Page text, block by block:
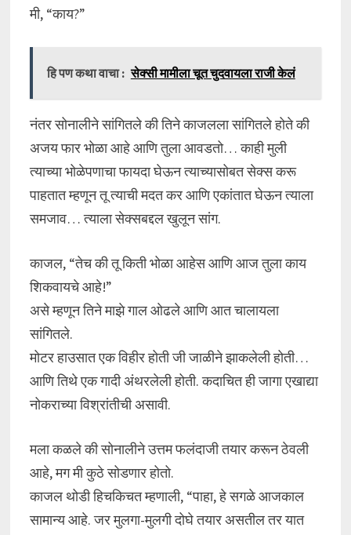
मी, “काय?”
हि पण कथा वाचा : सेक्सी मामीला चूत चुदवायला राजी केलं
नंतर सोनालीने सांगितले की तिने काजलला सांगितले होते की
अजय फार भोळा आहे आणि तुला आवडतो… काही मुली
त्याच्या भोळेपणाचा फायदा घेऊन त्याच्यासोबत सेक्स करू
पाहतात म्हणून तू त्याची मदत कर आणि एकांतात घेऊन त्याला
समजाव… त्याला सेक्सबद्दल खुलून सांग.
काजल, “तेच की तू किती भोळा आहेस आणि आज तुला काय
शिकवायचे आहे!”
असे म्हणून तिने माझे गाल ओढले आणि आत चालायला
सांगितले.
मोटर हाउसात एक विहीर होती जी जाळीने झाकलेली होती…
आणि तिथे एक गादी अंथरलेली होती. कदाचित ही जागा एखाद्या
नोकराच्या विश्रांतीची असावी.
मला कळले की सोनालीने उत्तम फलंदाजी तयार करून ठेवली
आहे, मग मी कुठे सोडणार होतो.
काजल थोडी हिचकिचत म्हणाली, “पाहा, हे सगळे आजकाल
सामान्य आहे. जर मुलगा-मुलगी दोघे तयार असतील तर यात